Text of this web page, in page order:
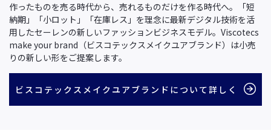
作ったものを売る時代から、売れるものだけを作る時代へ。「短
納期」「小ロット」「在庫レス」を理念に最新デジタル技術を活
用したセーレンの新しいファッションビジネスモデル。Viscotecs
make your brand（ビスコテックスメイクユアブランド）は小売
りの新しい形をご提案します。
ビスコテックスメイクユアブランドについて詳しく